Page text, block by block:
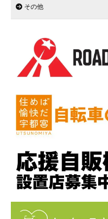
その他